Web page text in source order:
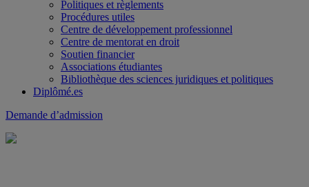
Politiques et règlements
Procédures utiles
Centre de développement professionnel
Centre de mentorat en droit
Soutien financier
Associations étudiantes
Bibliothèque des sciences juridiques et politiques
Diplômé.es
Demande d’admission